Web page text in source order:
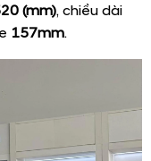
(mm), chiều dài
157mm.